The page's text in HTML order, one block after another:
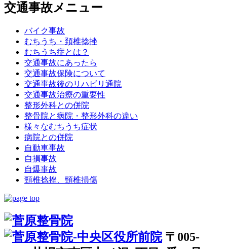
交通事故メニュー
バイク事故
むちうち・頚椎捻挫
むちうち症とは？
交通事故にあったら
交通事故保険について
交通事故後のリハビリ通院
交通事故治療の重要性
整形外科との併院
整骨院と病院・整形外科の違い
様々なむちうち症状
病院との併院
自動車事故
自損事故
自爆事故
頸椎捻挫、頸椎損傷
〒005-